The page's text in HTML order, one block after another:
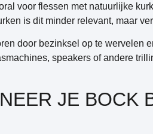
voor flessen met natuurlijke
is dit minder relevant, maar
door bezinksel op te wervelen
speakers of andere
JE BOCK